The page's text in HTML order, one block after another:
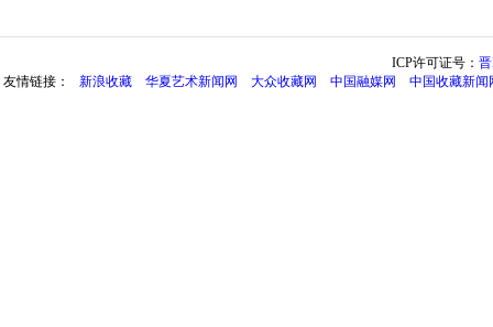
ICP许可证号：
友情链接：
新浪收藏 华夏艺术新闻网 大众收藏网 中国融媒网 中国收藏新闻